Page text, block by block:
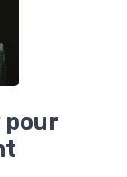
pour